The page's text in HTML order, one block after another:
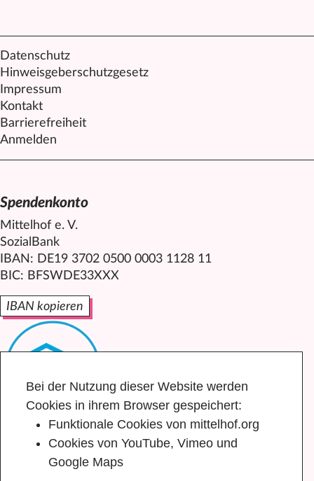
Datenschutz
Hinweisgeberschutzgesetz
Impressum
Kontakt
Barrierefreiheit
Anmelden
Spendenkonto
Mittelhof e. V.
SozialBank
IBAN: DE19 3702 0500 0003 1128 11
BIC: BFSWDE33XXX
IBAN kopieren
Bei der Nutzung dieser Website werden
Cookies in ihrem Browser gespeichert:
Funktionale Cookies von mittelhof.org
Cookies von YouTube, Vimeo und
Google Maps